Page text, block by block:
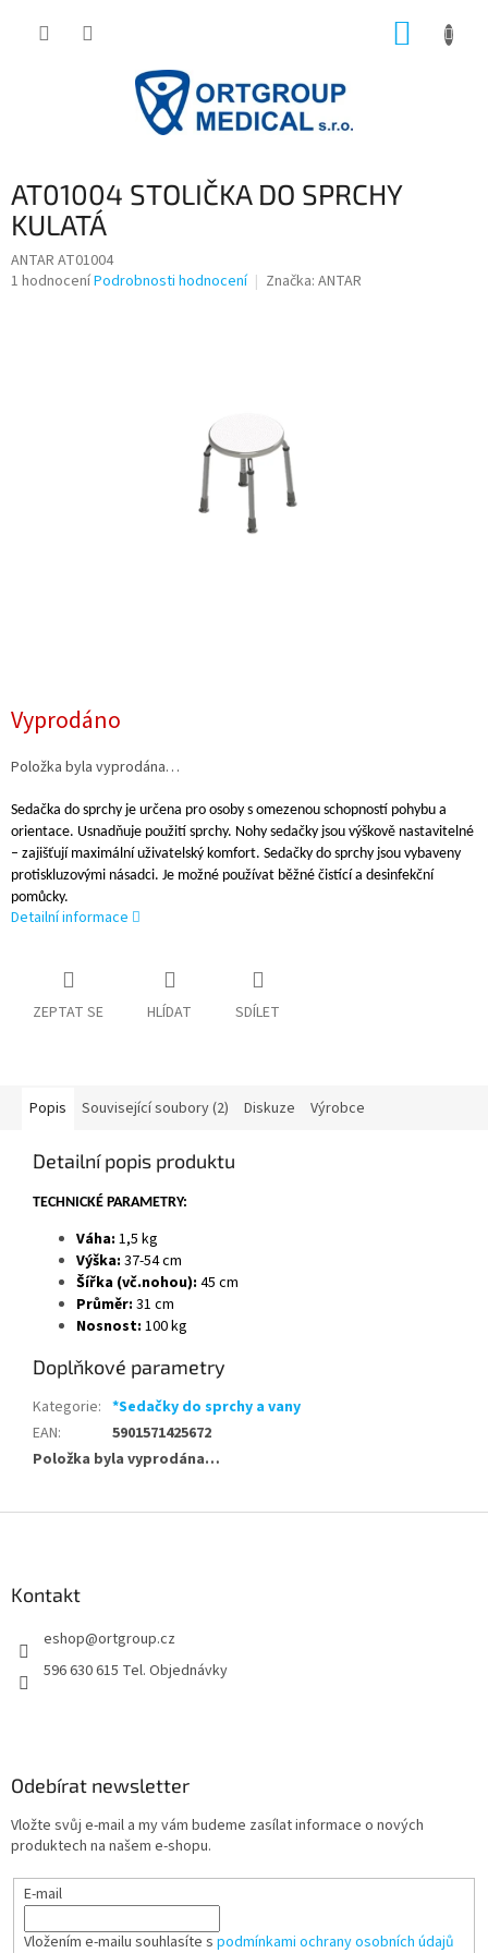
AT01004 STOLIČKA DO SPRCHY
KULATÁ
ANTAR AT01004
Průměrné
1 hodnoceníPodrobnosti hodnocení Značka: ANTAR
Vyprodáno
Položka byla vyprodána…
Sedačka do sprchy je určena pro osoby s omezenou schopností pohybu a
orientace. Usnadňuje použití sprchy. Nohy sedačky jsou výškově nastavitelné
– zajišťují maximální uživatelský komfort. Sedačky do sprchy jsou vybaveny
protiskluzovými násadci. Je možné používat běžné čistící a desinfekční
pomůcky.
Detailní informace
ZEPTAT SE HLÍDAT SDÍLET
Popis Související soubory (2) Diskuze Výrobce
Detailní popis produktu
TECHNICKÉ PARAMETRY:
Váha: 1,5 kg
Výška: 37-54 cm
Šířka (vč.nohou): 45 cm
Průměr: 31 cm
Nosnost: 100 kg
Doplňkové parametry
Kategorie: *Sedačky do sprchy a vany
EAN:
5901571425672
Položka byla vyprodána…
Kontakt
eshop@ortgroup.cz
596 630 615 Tel. Objednávky
Odebírat newsletter
Vložte svůj e-mail a my vám budeme zasílat informace o nových
produktech na našem e-shopu.
E-mail
Vložením e-mailu souhlasíte s podmínkami ochrany osobních údajů